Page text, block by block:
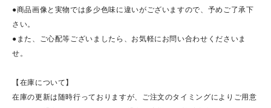
●商品画像と実物では多少色味に違いがございますので、予めご了承下
さい。
●また、ご心配等ございましたら、お気軽にお問い合わせくださいま
せ。
【在庫について】
在庫の更新は随時行っておりますが、ご注文のタイミングによりご用意